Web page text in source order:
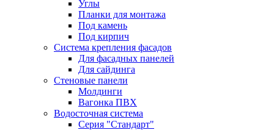
Углы
Планки для монтажа
Под камень
Под кирпич
Система крепления фасадов
Для фасадных панелей
Для сайдинга
Стеновые панели
Молдинги
Вагонка ПВХ
Водосточная система
Серия "Стандарт"